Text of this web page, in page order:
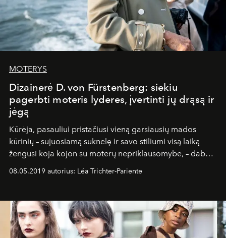
MOTERYS
Dizainerė D. von Fürstenberg: siekiu
pagerbti moteris lyderes, įvertinti jų drąsą ir
jėgą
Kūrėja, pasauliui pristačiusi vieną garsiausių mados
kūrinių – sujuosiamą suknelę ir savo stiliumi visą laiką
žengusi koja kojon su moterų nepriklausomybe, – dabar
08.05.2019 autorius: Léa Trichter-Pariente